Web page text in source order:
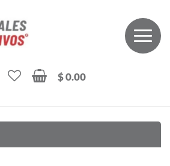
$ 0.00